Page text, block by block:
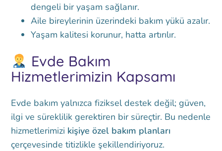
dengeli bir yaşam sağlanır.
Aile bireylerinin üzerindeki bakım yükü azalır.
Yaşam kalitesi korunur, hatta artırılır.
Evde Bakım
Hizmetlerimizin Kapsamı
Evde bakım yalnızca fiziksel destek değil; güven,
ilgi ve süreklilik gerektiren bir süreçtir. Bu nedenle
hizmetlerimizi kişiye özel bakım planları
çerçevesinde titizlikle şekillendiriyoruz.